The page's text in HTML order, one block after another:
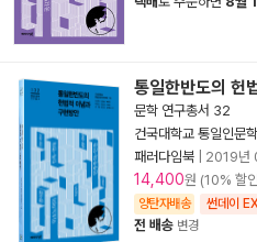
통일한반도의 헌
문학 연구총서 32
건국대학교 통일인문
패러다임북
2019년
14,400원 (10% 할
양탄자배송 썬데이
전 배송 변경